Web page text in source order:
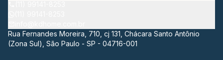
Rua Fernandes Moreira, 710, cj 131, Chácara Santo Antônio
(Zona Sul), São Paulo - SP - 04716-001